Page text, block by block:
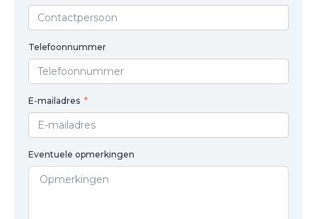
Telefoonnummer
E-mailadres
Eventuele opmerkingen